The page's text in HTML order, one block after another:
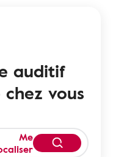
auditif
vous
Me